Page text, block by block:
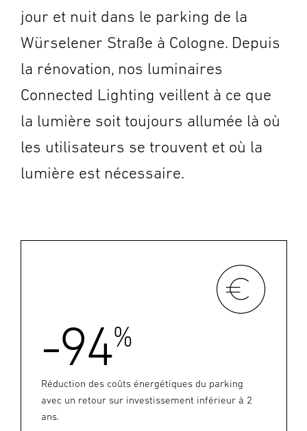
jour et nuit dans le parking de la
Würselener Straße à Cologne. Depuis
la rénovation, nos luminaires
Connected Lighting veillent à ce que
la lumière soit toujours allumée là où
les utilisateurs se trouvent et où la
lumière est nécessaire.
-94%
Réduction des coûts énergétiques du parking
avec un retour sur investissement inférieur à 2
ans.